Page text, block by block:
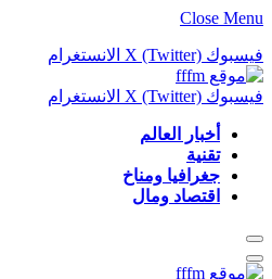
Close Menu
فيسبوك X (Twitter) الانستغرام
فيسبوك X (Twitter) الانستغرام
أخبار العالم
تقنية
جغرافيا ومناخ
اقتصاد ومال